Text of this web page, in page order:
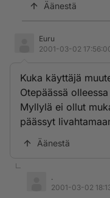
Äänestä
Euru
2001-03-02
Kuka käyttäjä
Otepäässä
Myllylä ei ollut
päässyt
Äänestä
.
2001-03-02